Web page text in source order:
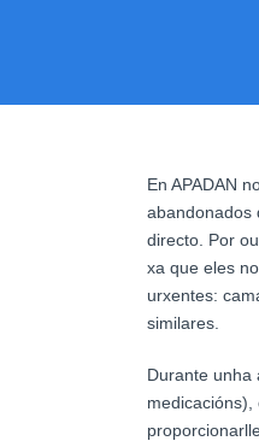
En APADAN
abandonados
directo. Por
xa que eles
urxentes:
similares.
Durante unha